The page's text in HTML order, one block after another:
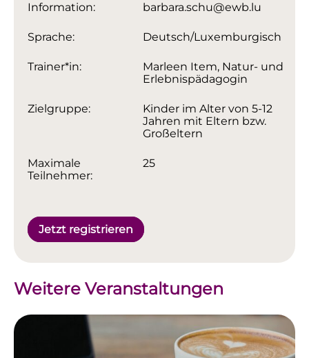
Information: barbara.schu@ewb.lu
Sprache: Deutsch/Luxemburgisch
Trainer*in:
Marleen Item, Natur- und
Erlebnispädagogin
Zielgruppe:
Kinder im Alter von 5-12
Jahren mit Eltern bzw.
Großeltern
Maximale
Teilnehmer:
25
Jetzt registrieren
Weitere Veranstaltungen